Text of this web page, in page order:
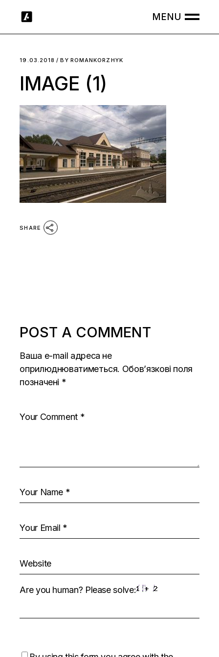
19.03.2018 BY ROMANKORZHYK
IMAGE (1)
SHARE
POST A COMMENT
Ваша e-mail адреса не
оприлюднюватиметься. Обов’язкові поля
позначені *
Are you human? Please solve: